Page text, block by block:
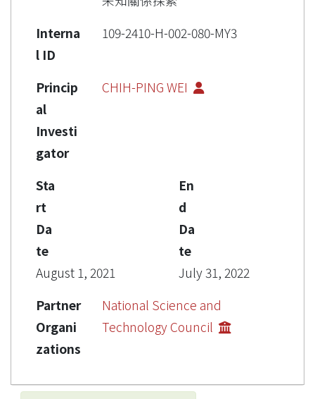
Interna
l ID
109-2410-H-002-080-MY3
Princip
al
Investi
gator
CHIH-PING WEI
Sta
rt
Da
te
August 1, 2021
En
d
Da
te
July 31, 2022
Partner
Organi
zations
National Science and
Technology Council